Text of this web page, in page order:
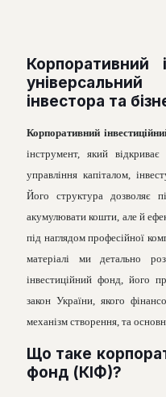
Корпоративний
інвестора та
Корпоративний
інструмент, який
управління капіталом,
Його структура дозволяє
акумулювати кошти, але й
під наглядом професійної
матеріалі ми детально
інвестиційний фонд, його
закон України, якого
механізм створення, та
Що таке
фонд (КІФ)?